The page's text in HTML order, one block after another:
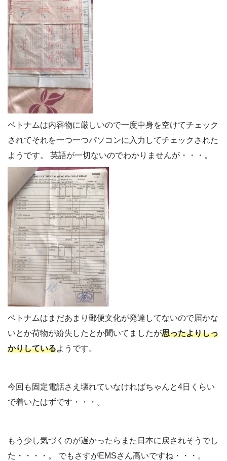
ベトナムは内容物に厳しいので一度中身を空けてチェック
されてそれを一つ一つパソコンに入力してチェックされた
ようです。 英語が一切ないのでわかりませんが・・・。
ベトナムはまだあまり郵便文化が発達してないので届かな
いとか荷物が紛失したとか聞いてましたが思ったよりしっ
かりしているようです。
今回も固定電話さえ壊れていなければちゃんと4日くらい
で着いたはずです・・・。
もう少し気づくのが遅かったらまた日本に戻されそうでし
た・・・・。 でもさすがEMSさん高いですね・・・。